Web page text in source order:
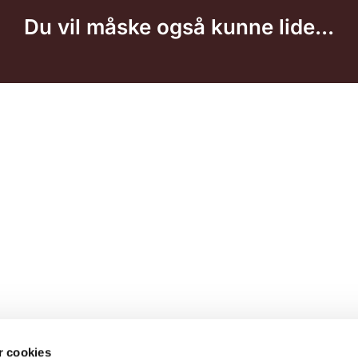
cookies
Du vil måske også kunne lide...